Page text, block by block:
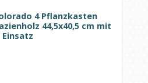
4 Pflanzkasten
44,5x40,5 cm mit
Einsatz